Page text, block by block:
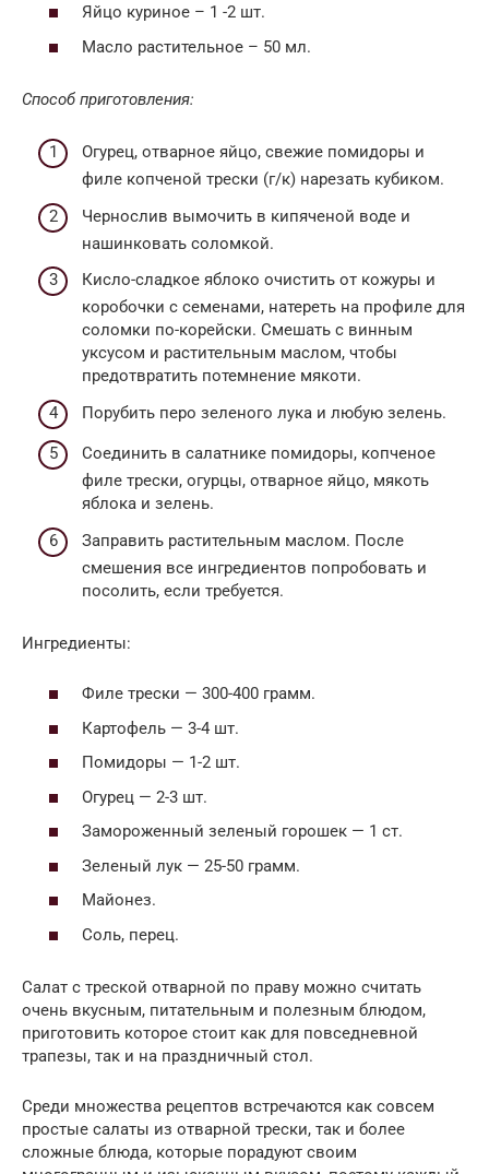
Яйцо куриное – 1 -2 шт.
Масло растительное – 50 мл.
Способ приготовления:
Огурец, отварное яйцо, свежие помидоры и
филе копченой трески (г/к) нарезать кубиком.
Чернослив вымочить в кипяченой воде и
нашинковать соломкой.
Кисло-сладкое яблоко очистить от кожуры и
коробочки с семенами, натереть на профиле для
соломки по-корейски. Смешать с винным
уксусом и растительным маслом, чтобы
предотвратить потемнение мякоти.
Порубить перо зеленого лука и любую зелень.
Соединить в салатнике помидоры, копченое
филе трески, огурцы, отварное яйцо, мякоть
яблока и зелень.
Заправить растительным маслом. После
смешения все ингредиентов попробовать и
посолить, если требуется.
Ингредиенты:
Филе трески — 300-400 грамм.
Картофель — 3-4 шт.
Помидоры — 1-2 шт.
Огурец — 2-3 шт.
Замороженный зеленый горошек — 1 ст.
Зеленый лук — 25-50 грамм.
Майонез.
Соль, перец.
Салат с треской отварной по праву можно считать
очень вкусным, питательным и полезным блюдом,
приготовить которое стоит как для повседневной
трапезы, так и на праздничный стол.
Среди множества рецептов встречаются как совсем
простые салаты из отварной трески, так и более
сложные блюда, которые порадуют своим